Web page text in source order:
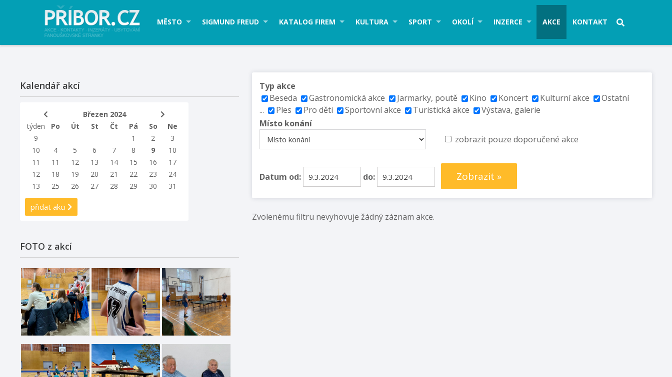
MĚSTO SIGMUND FREUD KATALOG FIREM KULTURA SPORT OKOLÍ INZERCE AKCE KONTAKT
Typ akce
Beseda
Gastronomická akce Jarmarky, poutě Kino Koncert Kulturní akce
Ostatní
...
Ples Pro děti Sportovní akce Turistická akce
Výstava, galerie
Místo konání
zobrazit pouze doporučené akce
Datum od: do: Zobrazit »
Zvolenému filtru nevyhovuje žádný záznam akce.
Kalendář akcí
Březen 2024
týden
Po Út St Čt Pá So
Ne
9
1 2
3
10
4 5 6 7 8 9
10
11
11 12 13 14 15 16
17
12
18 19 20 21 22 23
24
13
25 26 27 28 29 30 31
přidat akci
FOTO z akcí